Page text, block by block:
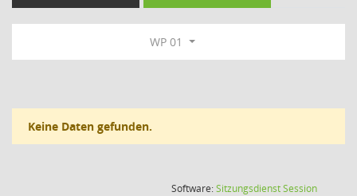
WP 01
Keine Daten gefunden.
Software:SitzungsdienstSession(Wird in